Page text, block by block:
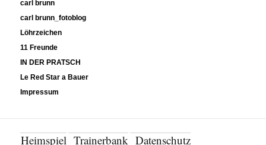
carl brunn
carl brunn_fotoblog
Löhrzeichen
11 Freunde
IN DER PRATSCH
Le Red Star a Bauer
Impressum
Heimspiel Trainerbank Datenschutz